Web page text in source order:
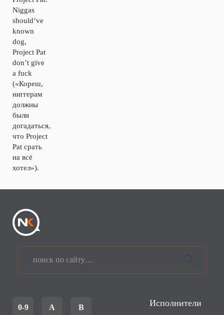
Niggas
should’ve
known
dog,
Project Pat
don’t give
a fuck
(«Кореш,
ниггерам
должны
были
догадаться,
что Project
Pat срать
на всё
хотел»).
0-9 A B Исполнители